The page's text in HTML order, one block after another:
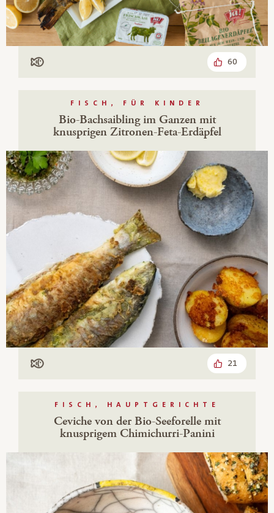
Mit Fisch 60
FISCH, FÜR KINDER
Bio-Bachsaibling im Ganzen mit
knusprigen Zitronen-Feta-Erdäpfel
Mit Fisch 21
FISCH, HAUPTGERICHTE
Ceviche von der Bio-Seeforelle mit
knusprigem Chimichurri-Panini